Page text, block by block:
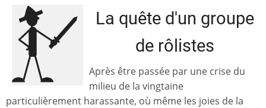
La quête d'un groupe
de rôlistes
Après être passée par une crise du
milieu de la vingtaine
particulièrement harassante, où même les joies de la